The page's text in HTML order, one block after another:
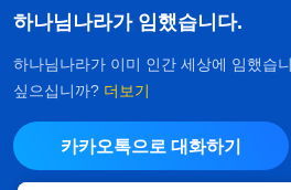
하나님나라가 임했습니다.
하나님나라가 이미 인간 세상에 임했습
싶으십니까? 더보기
카카오톡으로 대화하기